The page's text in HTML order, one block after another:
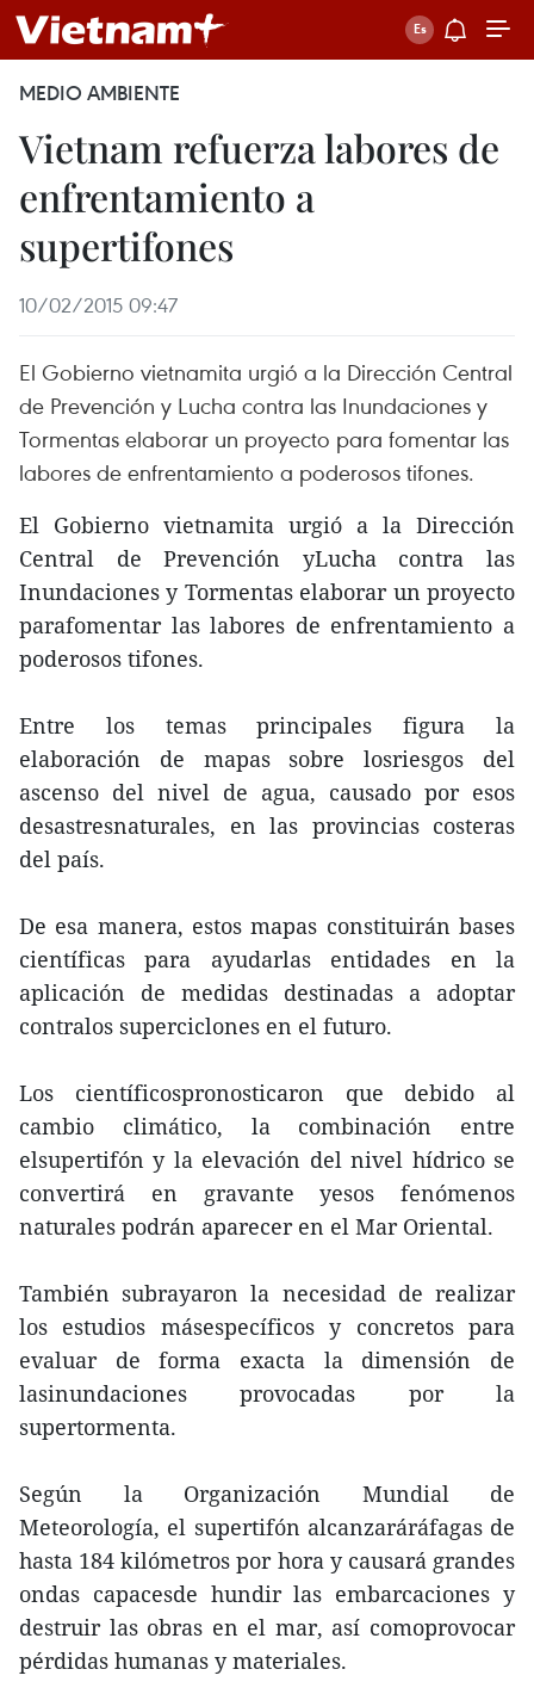
MEDIO AMBIENTE
Vietnam refuerza labores de
enfrentamiento a
supertifones
10/02/2015 09:47
El Gobierno vietnamita urgió a la Dirección Central
de Prevención y Lucha contra las Inundaciones y
Tormentas elaborar un proyecto para fomentar las
labores de enfrentamiento a poderosos tifones.
El Gobierno vietnamita urgió a la Dirección
Central de Prevención yLucha contra las
Inundaciones y Tormentas elaborar un proyecto
parafomentar las labores de enfrentamiento a
poderosos tifones.
Entre los temas principales figura la
elaboración de mapas sobre losriesgos del
ascenso del nivel de agua, causado por esos
desastresnaturales, en las provincias costeras
del país.
De esa manera, estos mapas constituirán bases
científicas para ayudarlas entidades en la
aplicación de medidas destinadas a adoptar
contralos superciclones en el futuro.
Los científicospronosticaron que debido al
cambio climático, la combinación entre
elsupertifón y la elevación del nivel hídrico se
convertirá en gravante yesos fenómenos
naturales podrán aparecer en el Mar Oriental.
También subrayaron la necesidad de realizar
los estudios másespecíficos y concretos para
evaluar de forma exacta la dimensión de
lasinundaciones provocadas por la
supertormenta.
Según la Organización Mundial de
Meteorología, el supertifón alcanzaráráfagas de
hasta 184 kilómetros por hora y causará grandes
ondas capacesde hundir las embarcaciones y
destruir las obras en el mar, así comoprovocar
pérdidas humanas y materiales.